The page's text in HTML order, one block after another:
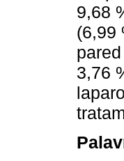
9,68
(6,99
3,76